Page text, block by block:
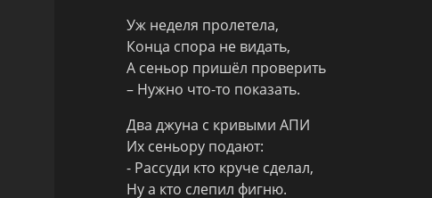
Уж неделя пролетела,
Конца спора не видать,
А сеньор пришёл проверить
– Нужно что-то показать.
Два джуна с кривыми АПИ
Их сеньору подают:
- Рассуди кто круче сделал,
Ну а кто слепил фигню.